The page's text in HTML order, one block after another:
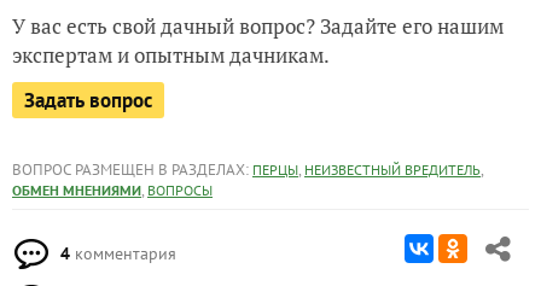
У вас есть свой дачный вопрос? Задайте его нашим
экспертам и опытным дачникам.
Задать вопрос
ВОПРОС РАЗМЕЩЕН В РАЗДЕЛАХ: ПЕРЦЫ, НЕИЗВЕСТНЫЙ ВРЕДИТЕЛЬ,
ОБМЕН МНЕНИЯМИ, ВОПРОСЫ
4 комментария